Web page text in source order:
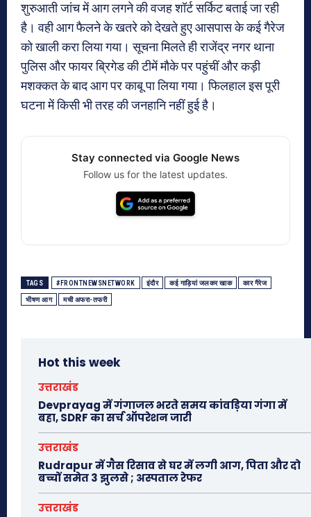
शुरुआती जांच में आग लगने की वजह शॉर्ट सर्किट बताई जा रही
है। वही आग फैलने के खतरे को देखते हुए आसपास के कई गैरेज
को खाली करा लिया गया। सूचना मिलते ही राजेंद्र नगर थाना
पुलिस और फायर ब्रिगेड की टीमें मौके पर पहुंचीं और कड़ी
मशक्कत के बाद आग पर काबू पा लिया गया। फिलहाल इस पूरी
घटना में किसी भी तरह की जनहानि नहीं हुई है।
Stay connected via Google News
Follow us for the latest updates.
TAGS #FRONTNEWSNETWORK इंदौर कई गाड़ियां जलकर खाक कार गैरेज
भीषण आग मची अफरा-तफरी
Hot this week
उत्तराखंड
Devprayag में गंगाजल भरते समय कांवड़िया गंगा में
बहा, SDRF का सर्च ऑपरेशन जारी
उत्तराखंड
Rudrapur में गैस रिसाव से घर में लगी आग, पिता और दो
बच्चों समेत 3 झुलसे ; अस्पताल रेफर
उत्तराखंड